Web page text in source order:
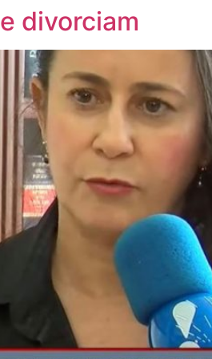
divorciam